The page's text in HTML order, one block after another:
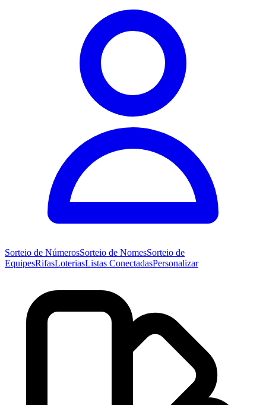
Sorteio de NúmerosSorteio de NomesSorteio de
EquipesRifasLoteriasListas ConectadasPersonalizar